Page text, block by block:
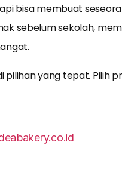
bisa membuat
sebelum sekolah,
yang tepat. Pilih